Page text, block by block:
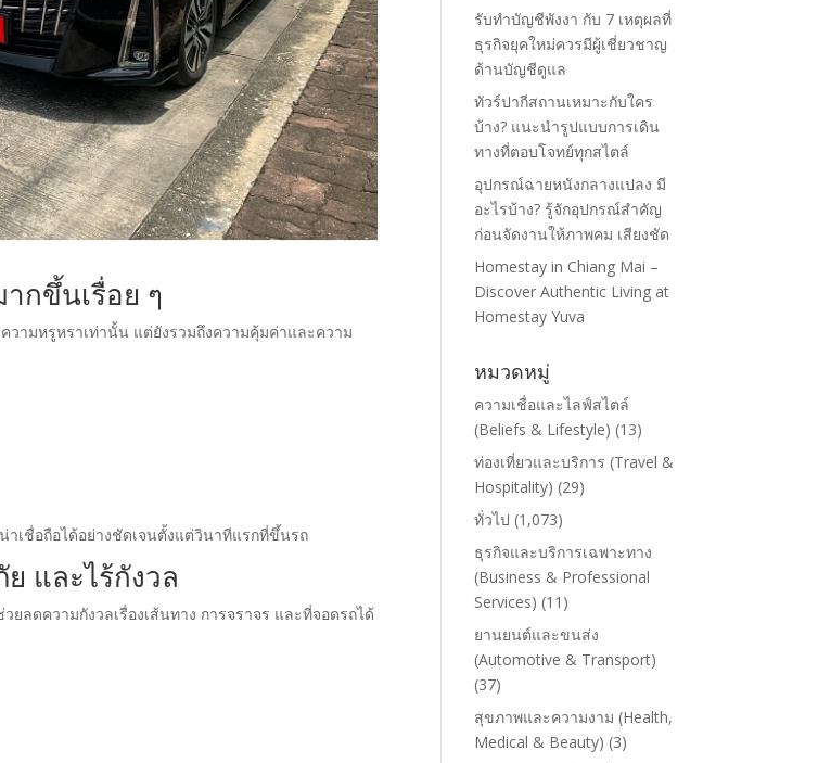
กขึ้นเรื่อย ๆ
วามหรูหราเท่านั้น แต่ยังรวมถึงความคุ้มค่าและความ
เชื่อถือได้อย่างชัดเจนตั้งแต่วินาทีแรกที่ขึ้นรถ
และไร้กังวล
วยลดความกังวลเรื่องเส้นทาง การจราจร และที่จอดรถได้
รับทำบัญชีพังงา กับ 7 เหตุผลที่
ธุรกิจยุคใหม่ควรมีผู้เชี่ยวชาญ
ด้านบัญชีดูแล
ทัวร์ปากีสถานเหมาะกับใคร
บ้าง? แนะนำรูปแบบการเดิน
ทางที่ตอบโจทย์ทุกสไตล์
อุปกรณ์ฉายหนังกลางแปลง มี
อะไรบ้าง? รู้จักอุปกรณ์สำคัญ
ก่อนจัดงานให้ภาพคม เสียงชัด
Homestay in Chiang Mai –
Discover Authentic Living at
Homestay Yuva
หมวดหมู่
ความเชื่อและไลฟ์สไตล์
(Beliefs & Lifestyle) (13)
ท่องเที่ยวและบริการ (Travel &
Hospitality) (29)
ทั่วไป (1,073)
ธุรกิจและบริการเฉพาะทาง
(Business & Professional
Services) (11)
ยานยนต์และขนส่ง
(Automotive & Transport)
(37)
สุขภาพและความงาม (Health,
Medical & Beauty) (3)